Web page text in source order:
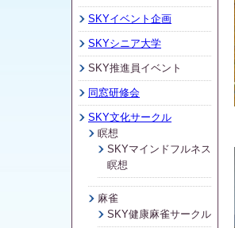
SKYイベント企画
SKYシニア大学
SKY推進員イベント
同窓研修会
SKY文化サークル
瞑想
SKYマインドフルネス
瞑想
麻雀
SKY健康麻雀サークル